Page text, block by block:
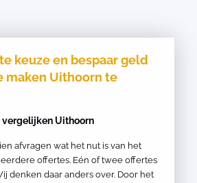
keuze en bespaar geld
maken Uithoorn te
Uithoorn
afvragen wat het nut is van het
offertes. Eén of twee offertes
denken daar anders over. Door het